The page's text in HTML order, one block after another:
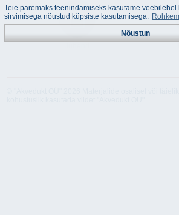
Teie paremaks teenindamiseks kasutame
sirvimisega nõustud küpsiste kasutamisega.
Nõustun